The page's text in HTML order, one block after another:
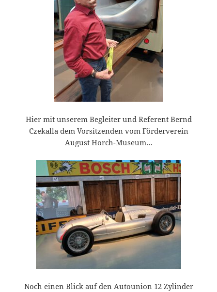
Hier mit unserem Begleiter und Referent Bernd
Czekalla dem Vorsitzenden vom Förderverein
August Horch-Museum…
Noch einen Blick auf den Autounion 12 Zylinder